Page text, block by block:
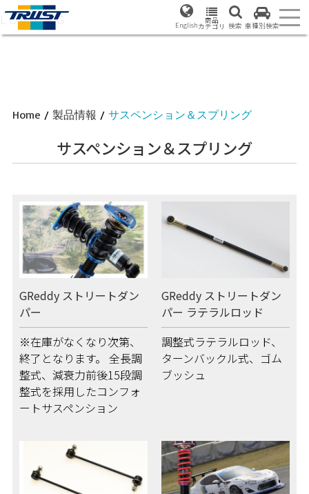
L OADING English 商品
カテゴリ 検索 車種別検索
Home / 製品情報 / サスペンション＆スプリング
サスペンション＆スプリング
GReddy ストリートダン
パー
※在庫がなくなり次第、
終了となります。 全長調
整式、減衰力前後15段調
整式を採用したコンフォ
ートサスペンション
GReddy ストリートダン
パー ラテラルロッド
調整式ラテラルロッド、
ターンバックル式、ゴム
ブッシュ